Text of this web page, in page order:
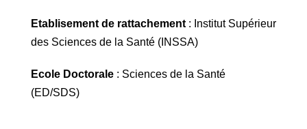
Etablisement de rattachement: Institut Supérieur
des Sciences de la Santé (INSSA)
Ecole Doctorale: Sciences de la Santé
(ED/SDS)